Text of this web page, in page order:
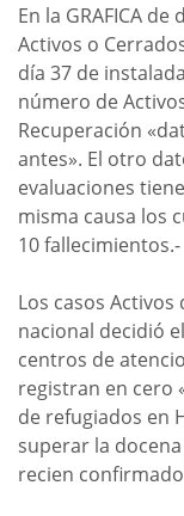
En la GRAFICA
Activos o
día 37 de
número de
Recuperación
antes». El otro
evaluaciones
misma causa los
10 fallecimientos.-
Los casos Activos
nacional decidió
centros de
registran en cero
de refugiados en
superar la
recien